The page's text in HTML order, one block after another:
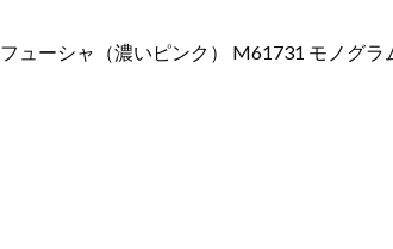
ラ
ューシャ（濃いピンク） M61731 モノグラ